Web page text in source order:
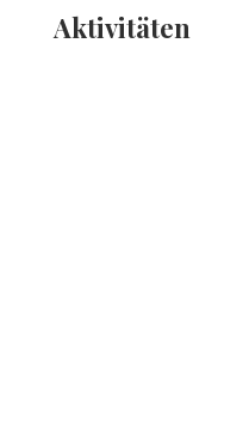
Aktivitäten